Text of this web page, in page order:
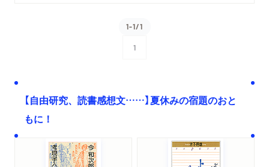
1-1/1
1
【自由研究、読書感想文……】夏休みの宿題のおと
もに！